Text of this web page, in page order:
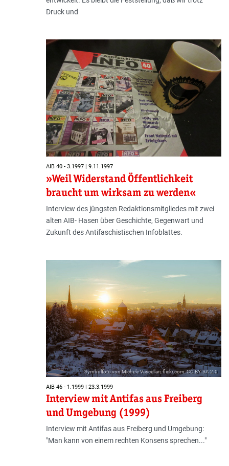
Druck und
AIB 40 - 3.1997 | 9.11.1997
»Weil Widerstand Öffentlichkeit
braucht um wirksam zu werden«
Interview des jüngsten Redaktionsmitgliedes mit zwei
alten AIB- Hasen über Geschichte, Gegenwart und
Zukunft des Antifaschistischen Infoblattes.
Symbolfoto von Michele Vascellari; flickr.com; CC BY-SA 2.0
AIB 46 - 1.1999 | 23.3.1999
Interview mit Antifas aus Freiberg
und Umgebung (1999)
Interview mit Antifas aus Freiberg und Umgebung:
"Man kann von einem rechten Konsens sprechen..."